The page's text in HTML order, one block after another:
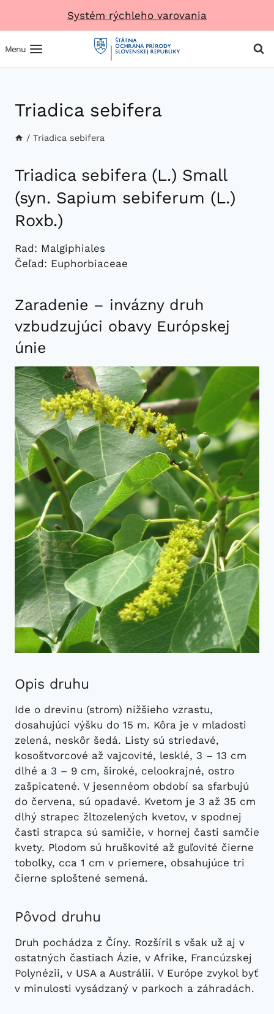
Systém rýchleho varovania
Menu
Triadica sebifera
/ Triadica sebifera
Triadica sebifera (L.) Small
(syn. Sapium sebiferum (L.)
Roxb.)
Rad: Malgiphiales
Čeľad: Euphorbiaceae
Zaradenie – invázny druh
vzbudzujúci obavy Európskej
únie
Opis druhu
Ide o drevinu (strom) nižšieho vzrastu,
dosahujúci výšku do 15 m. Kôra je v mladosti
zelená, neskôr šedá. Listy sú striedavé,
kosoštvorcové až vajcovité, lesklé, 3 – 13 cm
dlhé a 3 – 9 cm, široké, celookrajné, ostro
zašpicatené. V jesennéom období sa sfarbujú
do červena, sú opadavé. Kvetom je 3 až 35 cm
dlhý strapec žltozelených kvetov, v spodnej
časti strapca sú samičie, v hornej časti samčie
kvety. Plodom sú hruškovité až guľovité čierne
tobolky, cca 1 cm v priemere, obsahujúce tri
čierne sploštené semená.
Pôvod druhu
Druh pochádza z Číny. Rozšíril s však už aj v
ostatných častiach Ázie, v Afrike, Francúzskej
Polynézii, v USA a Austrálii. V Európe zvykol byť
v minulosti vysádzaný v parkoch a záhradách.